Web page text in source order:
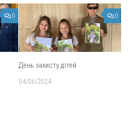
0 0
День захисту дітей
04/06/2024